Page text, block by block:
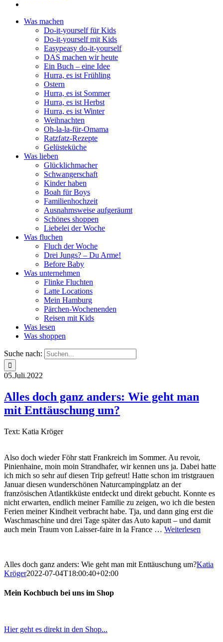
Was machen
Do-it-yourself für Kids
Do-it-yourself mit Kids
Easypeasy do-it-yourself
DAS machen wir heute
Ein Buch – eine Idee
Hurra, es ist Frühling
Ostern
Hurra, es ist Sommer
Hurra, es ist Herbst
Hurra, es ist Winter
Weihnachten
Oh-la-la-für-Omama
Ratzfatz-Rezepte
Gelüsteküche
Was lieben
Glücklichmacher
Schwangerschaft
Kinder haben
Boah für Boys
Familienhochzeit
Ausnahmsweise aufgeräumt
Schönes shoppen
Liebelei der Woche
Was fluchen
Fluch der Woche
Drei Jungs? – Du Arme!
Before Baby
Was unternehmen
Flinke Fluchten
Latte Locations
Mein Hamburg
Pärchen-Wochenenden
Reisen mit Kids
Was lesen
Was shoppen
Suche nach:
05.Juli.2022
Alles doch ganz anders: Wie geht man
mit Enttäuschung um?
Text: Katia Kröger
Also doch wieder Föhr statt Frankreich im Sommer. Au revoir,
Pinienhaine, moin moin Strandhafer, wir kennen uns ja. Dabei hatte
ich mich so sehr auf diesen Trip gefreut! Hatte schon im tristgrauen
Januar diesen wunderschönen Naturcampingplatz an der
französischen Atlantikküste entdeckt und direkt gebucht. Konnte es
nicht erwarten, endlich meiner Familie zu zeigen, wo ich die besten
Ferien meiner Kindheit verbracht habe. Tja, und dann ging erst die
Waschmaschine und drei Tage später das Auto kaputt – und damit
auch mein Traum von Laisser-faire in la France … Weiterlesen
Alles doch ganz anders: Wie geht man mit Enttäuschung um?Katia
Kröger2022-07-04T18:00:40+02:00
Mein Kochbuch bei uns im Shop
Hier geht es direkt in den Shop...